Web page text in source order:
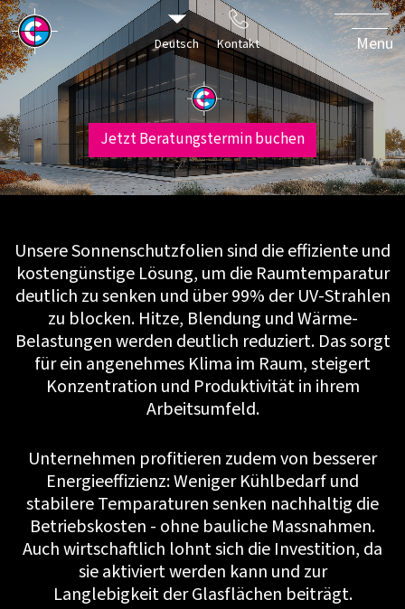
Deutsch Kontakt Menu
- kühlen,
profitieren!
Raumtemperatur um bis
blockieren über 99% der
UV-Strahlen - für spürbar
Komfort und Schutz.
So steigern Sie die
und optimieren die Kosten.
Jetzt Beratungstermin buchen
Unsere Sonnenschutzfolien sind die effiziente und
kostengünstige Lösung, um die Raumtemparatur
deutlich zu senken und über 99% der UV-Strahlen
zu blocken. Hitze, Blendung und Wärme-
Belastungen werden deutlich reduziert. Das sorgt
für ein angenehmes Klima im Raum, steigert
Konzentration und Produktivität in ihrem
Arbeitsumfeld.
Unternehmen profitieren zudem von besserer
Energieeffizienz: Weniger Kühlbedarf und
stabilere Temparaturen senken nachhaltig die
Betriebskosten - ohne bauliche Massnahmen.
Auch wirtschaftlich lohnt sich die Investition, da
sie aktiviert werden kann und zur
Langlebigkeit der Glasflächen beiträgt.